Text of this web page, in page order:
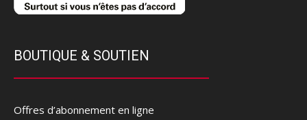
BOUTIQUE & SOUTIEN
Offres d’abonnement en ligne